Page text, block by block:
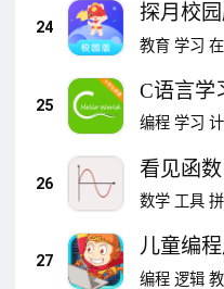
24
探月校
教育 学习
25
C语言学
编程 学习
26
看见函数
数学 工具
27
儿童编
编程 逻辑